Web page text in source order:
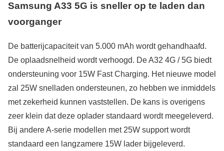
Samsung A33 5G is sneller op te laden dan
voorganger
De batterijcapaciteit van 5.000 mAh wordt gehandhaafd.
De oplaadsnelheid wordt verhoogd. De A32 4G / 5G biedt
ondersteuning voor 15W Fast Charging. Het nieuwe model
zal 25W snelladen ondersteunen, zo hebben we inmiddels
met zekerheid kunnen vaststellen. De kans is overigens
zeer klein dat deze oplader standaard wordt meegeleverd.
Bij andere A-serie modellen met 25W support wordt
standaard een langzamere 15W lader bijgeleverd.